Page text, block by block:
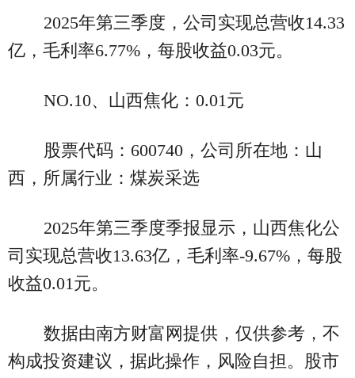
2025年第三季度，公司实现总营收14.33
亿，毛利率6.77%，每股收益0.03元。
NO.10、山西焦化：0.01元
股票代码：600740，公司所在地：山
西，所属行业：煤炭采选
2025年第三季度季报显示，山西焦化公
司实现总营收13.63亿，毛利率-9.67%，每股
收益0.01元。
数据由南方财富网提供，仅供参考，不
构成投资建议，据此操作，风险自担。股市